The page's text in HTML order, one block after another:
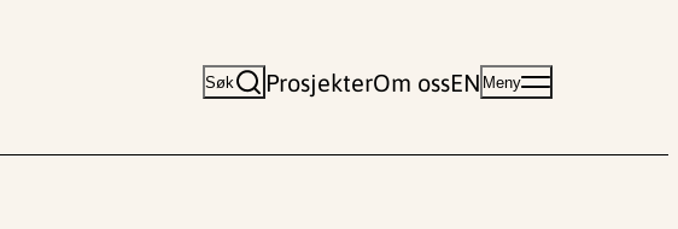
Søk ProsjekterOm ossEN Meny